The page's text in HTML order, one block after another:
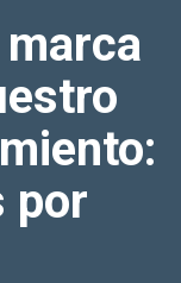
por